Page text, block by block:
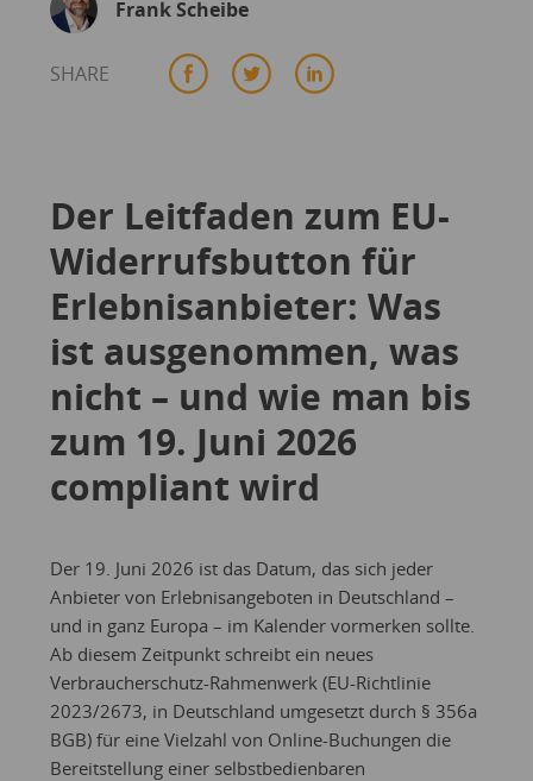
Frank Scheibe
SHARE
Der Leitfaden zum EU-
Widerrufsbutton für
Erlebnisanbieter: Was
ist ausgenommen, was
nicht – und wie man bis
zum 19. Juni 2026
compliant wird
Der 19. Juni 2026 ist das Datum, das sich jeder
Anbieter von Erlebnisangeboten in Deutschland –
und in ganz Europa – im Kalender vormerken sollte.
Ab diesem Zeitpunkt schreibt ein neues
Verbraucherschutz-Rahmenwerk (EU-Richtlinie
2023/2673, in Deutschland umgesetzt durch § 356a
BGB) für eine Vielzahl von Online-Buchungen die
Bereitstellung einer selbstbedienbaren